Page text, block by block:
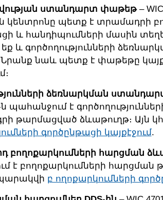
ստանդարտ փաթեթ–
կենտրոնը պետք է տրամադրի
և հանդիպումների մասին
և գործողությունների
Նրանք նաև պետք է փաթեթը
ձեռնարկման
ն պահանջում է
թարմացված ձևաթուղթ։ Այն
գործընթացի կայքէջում.
բողոքարկումների հարցման
է բողոքարկումների հարցման
բ ողոքարկումների